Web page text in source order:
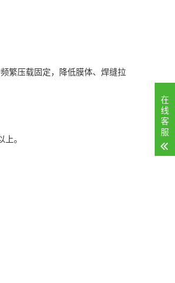
繁压载固定，降低膜体、焊缝拉
。
在
线
客
服